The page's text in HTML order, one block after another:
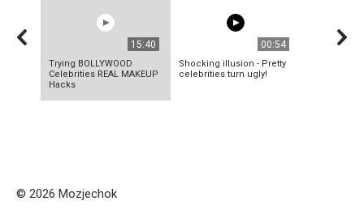
15:40
Trying BOLLYWOOD
Celebrities REAL MAKEUP
Hacks
00:54
Shocking illusion - Pretty
celebrities turn ugly!
© 2026 Mozjechok